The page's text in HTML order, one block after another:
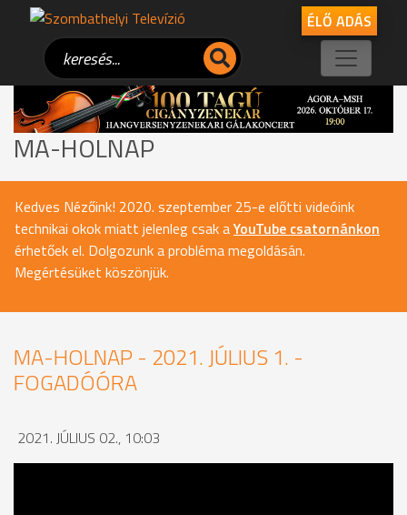
ÉLŐ ADÁS
MA-HOLNAP
Kedves Nézőink! 2020. szeptember 25-e előtti videóink
technikai okok miatt jelenleg csak aYouTube csatornánkon
érhetőek el. Dolgozunk a probléma megoldásán.
Megértésüket köszönjük.
MA-HOLNAP - 2021. JÚLIUS 1. -
FOGADÓÓRA
2021. JÚLIUS 02., 10:03